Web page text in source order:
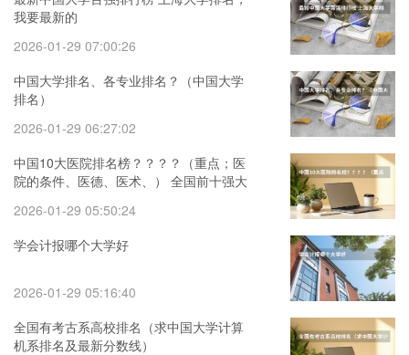
我要最新的
2026-01-29 07:00:26
中国大学排名、各专业排名？（中国大学
排名）
2026-01-29 06:27:02
中国10大医院排名榜？？？？（重点；医
院的条件、医德、医术、） 全国前十强大
2026-01-29 05:50:24
学会计报哪个大学好
2026-01-29 05:16:40
全国有考古系高校排名（求中国大学计算
机系排名及最新分数线）